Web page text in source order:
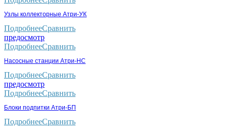
Узлы коллекторные Атри-УК
ПодробнееСравнить
предосмотр
ПодробнееСравнить
Насосные станции Атри-НС
ПодробнееСравнить
предосмотр
ПодробнееСравнить
Блоки подпитки Атри-БП
ПодробнееСравнить